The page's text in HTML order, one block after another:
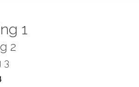
1
2
3